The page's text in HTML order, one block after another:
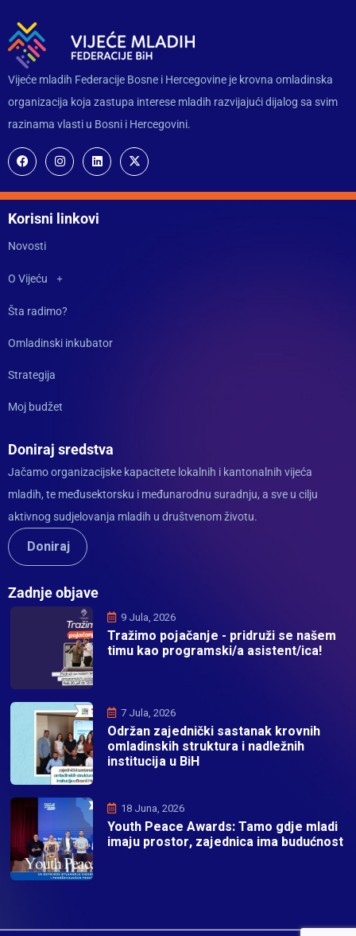
Vijeće mladih Federacije Bosne i Hercegovine je krovna omladinska
organizacija koja zastupa interese mladih razvijajući dijalog sa svim
razinama vlasti u Bosni i Hercegovini.
Korisni linkovi
Novosti
O Vijeću
Šta radimo?
Omladinski inkubator
Strategija
Moj budžet
Doniraj sredstva
Jačamo organizacijske kapacitete lokalnih i kantonalnih vijeća
mladih, te međusektorsku i međunarodnu suradnju, a sve u cilju
aktivnog sudjelovanja mladih u društvenom životu.
Doniraj
Zadnje objave
9 Jula, 2026
Tražimo pojačanje - pridruži se našem
timu kao programski/a asistent/ica!
7 Jula, 2026
Održan zajednički sastanak krovnih
omladinskih struktura i nadležnih
institucija u BiH
18 Juna, 2026
Youth Peace Awards: Tamo gdje mladi
imaju prostor, zajednica ima budućnost